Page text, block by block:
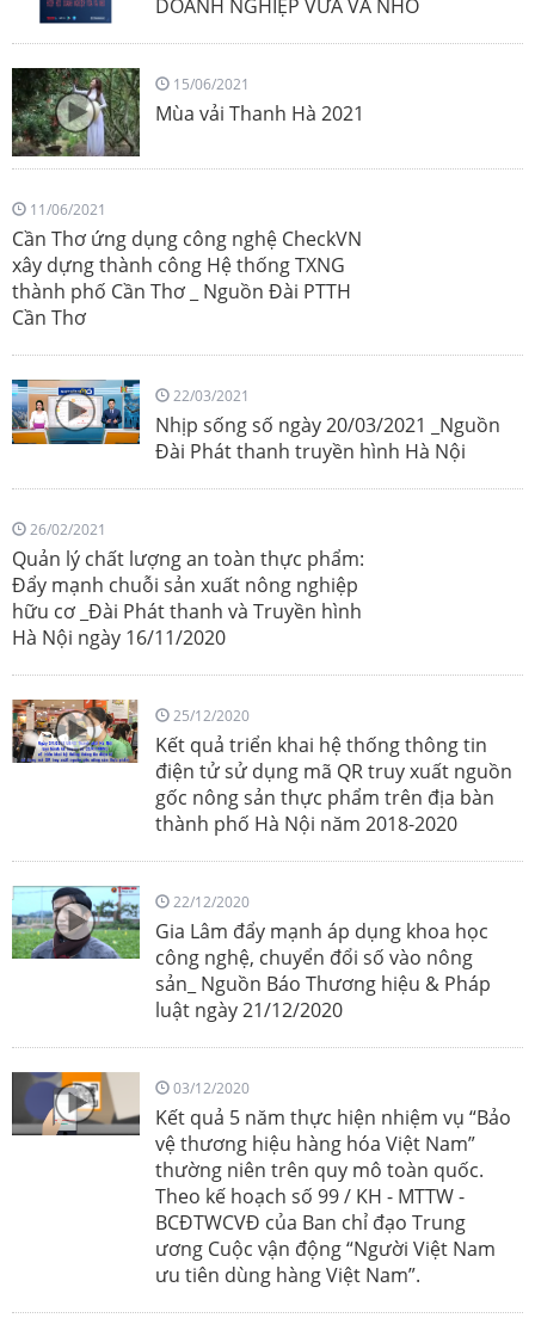
DOANH NGHIỆP VỪA VÀ NHỎ
15/06/2021
Mùa vải Thanh Hà 2021
11/06/2021
Cần Thơ ứng dụng công nghệ CheckVN
xây dựng thành công Hệ thống TXNG
thành phố Cần Thơ _ Nguồn Đài PTTH
Cần Thơ
22/03/2021
Nhịp sống số ngày 20/03/2021 _Nguồn
Đài Phát thanh truyền hình Hà Nội
26/02/2021
Quản lý chất lượng an toàn thực phẩm:
Đẩy mạnh chuỗi sản xuất nông nghiệp
hữu cơ _Đài Phát thanh và Truyền hình
Hà Nội ngày 16/11/2020
25/12/2020
Kết quả triển khai hệ thống thông tin
điện tử sử dụng mã QR truy xuất nguồn
gốc nông sản thực phẩm trên địa bàn
thành phố Hà Nội năm 2018-2020
22/12/2020
Gia Lâm đẩy mạnh áp dụng khoa học
công nghệ, chuyển đổi số vào nông
sản_ Nguồn Báo Thương hiệu & Pháp
luật ngày 21/12/2020
03/12/2020
Kết quả 5 năm thực hiện nhiệm vụ “Bảo
vệ thương hiệu hàng hóa Việt Nam”
thường niên trên quy mô toàn quốc.
Theo kế hoạch số 99 / KH - MTTW -
BCĐTWCVĐ của Ban chỉ đạo Trung
ương Cuộc vận động “Người Việt Nam
ưu tiên dùng hàng Việt Nam”.